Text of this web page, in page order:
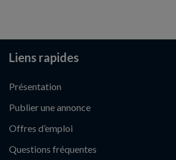
Liens rapides
Présentation
Publier une annonce
Offres d’emploi
Questions fréquentes